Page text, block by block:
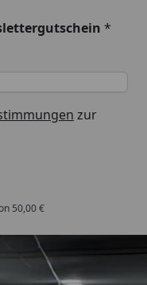
*
zur
50,00 €